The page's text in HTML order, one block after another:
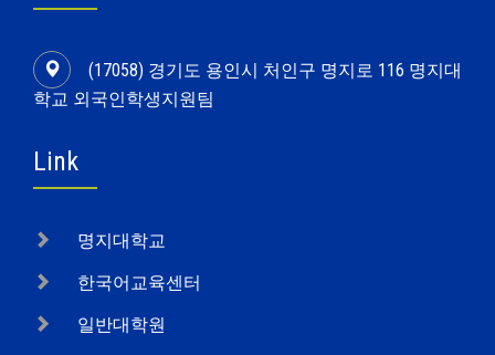
(17058) 경기도 용인시 처인구 명지로 116 명지대
학교 외국인학생지원팀
Link
명지대학교
한국어교육센터
일반대학원